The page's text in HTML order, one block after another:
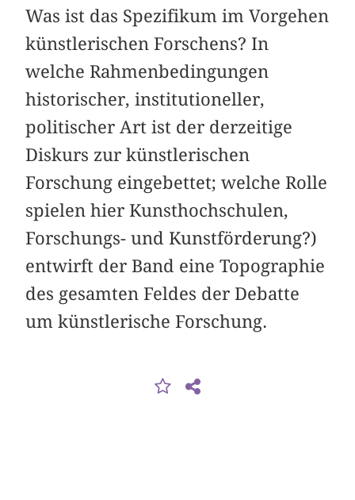
Was ist das Spezifikum im Vorgehen
künstlerischen Forschens? In
welche Rahmenbedingungen
historischer, institutioneller,
politischer Art ist der derzeitige
Diskurs zur künstlerischen
Forschung eingebettet; welche Rolle
spielen hier Kunsthochschulen,
Forschungs- und Kunstförderung?)
entwirft der Band eine Topographie
des gesamten Feldes der Debatte
um künstlerische Forschung.